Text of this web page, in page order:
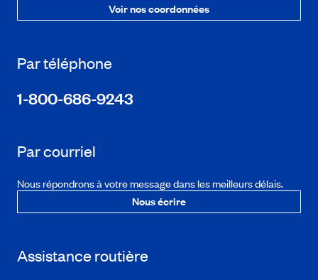
Voir nos coordonnées
Par téléphone
1-800-686-9243
Par courriel
Nous répondrons à votre message dans les meilleurs délais.
Nous écrire
Assistance routière